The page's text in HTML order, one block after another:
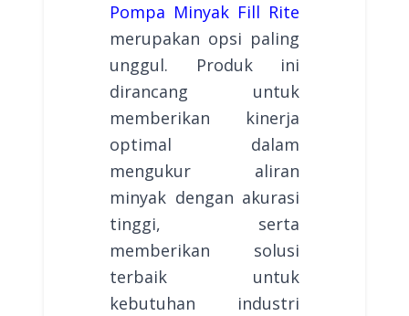
Pompa Minyak Fill Rite
merupakan opsi paling
unggul. Produk ini
dirancang untuk
memberikan kinerja
optimal dalam
mengukur aliran
minyak dengan akurasi
tinggi, serta
memberikan solusi
terbaik untuk
kebutuhan industri